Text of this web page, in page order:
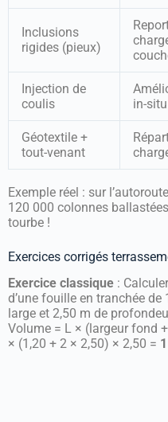
Inclusions
rigides (pieux)
Injection de
coulis
in-situ
Géotextile +
tout-venant
Exemple réel : sur
120 000 colonnes
tourbe !
Exercices corrigés
Exercice classique :
d’une fouille en tranchée
large et 2,50 m de
Volume = L × (largeur fond
× (1,20 + 2 × 2,50) × 2,50 =